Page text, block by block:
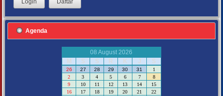
Agenda
08 August 2026
M
S S R K J S
26 27 28 29 30 31
1
2
3 4 5 6 7
8
9
10 11 12 13 14
15
16
17 18 19 20 21
22